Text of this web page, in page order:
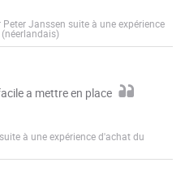
Janssen suite à une expérience
a mettre en place
à une expérience d'achat du